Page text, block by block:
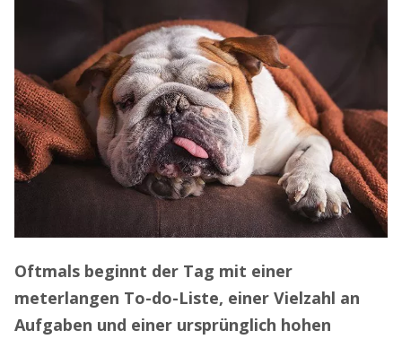
Oftmals beginnt der Tag mit einer
meterlangen To-do-Liste, einer Vielzahl an
Aufgaben und einer ursprünglich hohen